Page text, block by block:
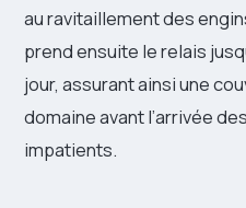
au ravitaillement des
prend ensuite le relais
jour, assurant ainsi une
domaine avant l’arrivée
impatients.